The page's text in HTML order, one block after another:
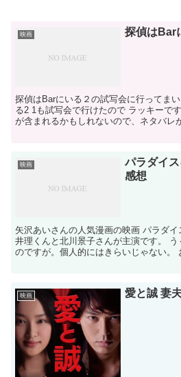
映画 探偵は
探偵はBarにいる２の試写会に行ってま
る2 1も試写会で行けたので ラッキーで
が含まれるかもしれないので、ネタバレ
映画
パラダイ
感想
矢沢あいさんの人気漫画の映画 パラダ
井理くんと北川景子さんが主演です。
のですが。個人的にはきらいじゃない。
映画 愛と誠 妻